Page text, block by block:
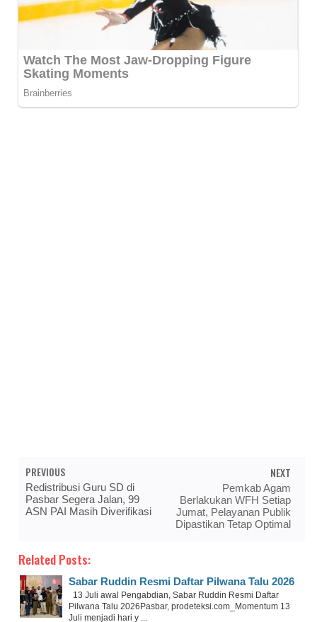
PREVIOUS
Redistribusi Guru SD di
Pasbar Segera Jalan, 99
ASN PAI Masih Diverifikasi
NEXT
Pemkab Agam
Berlakukan WFH Setiap
Jumat, Pelayanan Publik
Dipastikan Tetap Optimal
Related Posts:
Sabar Ruddin Resmi Daftar Pilwana Talu 2026
13 Juli awal Pengabdian, Sabar Ruddin Resmi Daftar
Pilwana Talu 2026Pasbar, prodeteksi.com_Momentum 13
Juli menjadi hari y ...